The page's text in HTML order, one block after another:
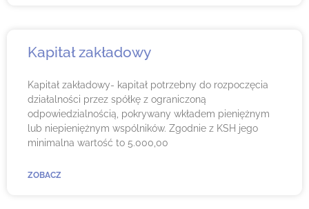
Kapitał zakładowy
Kapitał zakładowy- kapitał potrzebny do rozpoczęcia
działalności przez spółkę z ograniczoną
odpowiedzialnością, pokrywany wkładem pieniężnym
lub niepieniężnym wspólników. Zgodnie z KSH jego
minimalna wartość to 5.000,00
ZOBACZ